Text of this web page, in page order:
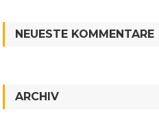
NEUESTE KOMMENTARE
ARCHIV